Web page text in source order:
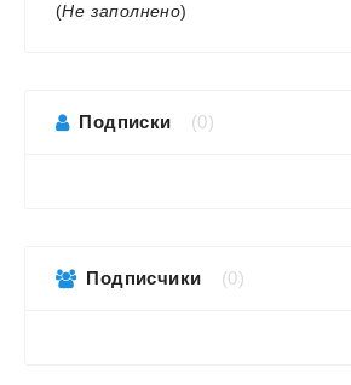
(Не заполнено)
Подписки (0)
Подписчики (0)